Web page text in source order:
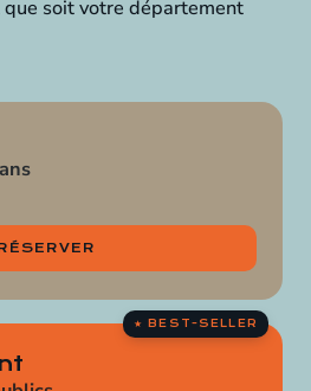
soit votre département